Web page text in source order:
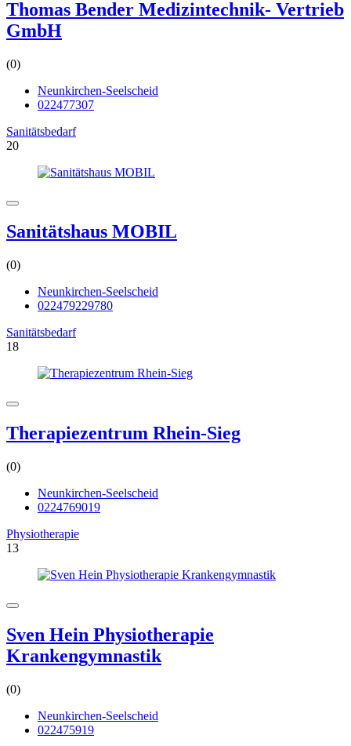
Thomas Bender Medizintechnik- Vertrieb
GmbH
(0)
Neunkirchen-Seelscheid
022477307
Sanitätsbedarf
20
Sanitätshaus MOBIL
(0)
Neunkirchen-Seelscheid
022479229780
Sanitätsbedarf
18
Therapiezentrum Rhein-Sieg
(0)
Neunkirchen-Seelscheid
0224769019
Physiotherapie
13
Sven Hein Physiotherapie
Krankengymnastik
(0)
Neunkirchen-Seelscheid
022475919